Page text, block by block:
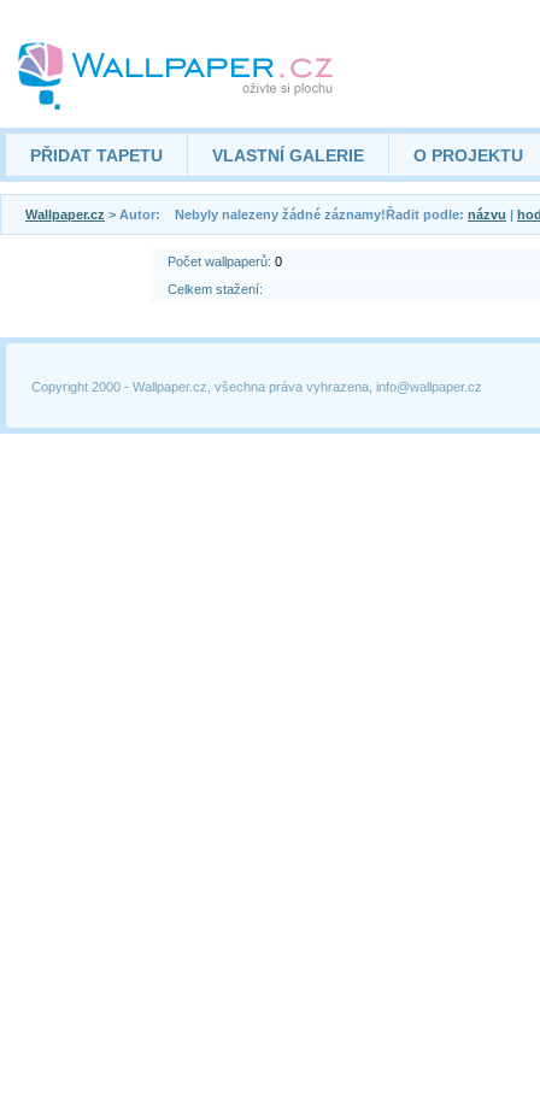
PŘIDAT TAPETU VLASTNÍ GALERIE O PROJEKTU
Wallpaper.cz > Autor: Nebyly nalezeny žádné záznamy!Řadit podle: názvu |
Počet wallpaperů: 0
Celkem stažení:
Copyright 2000 - Wallpaper.cz, všechna práva vyhrazena, info@wallpaper.cz